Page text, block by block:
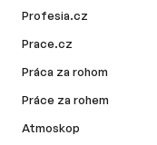
Profesia.cz
Prace.cz
Práca za rohom
Práce za rohem
Atmoskop